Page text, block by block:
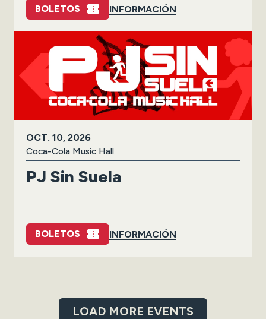
BOLETOS INFORMACIÓN
OCT. 10, 2026
Coca-Cola Music Hall
PJ Sin Suela
BOLETOS INFORMACIÓN
LOAD MORE EVENTS